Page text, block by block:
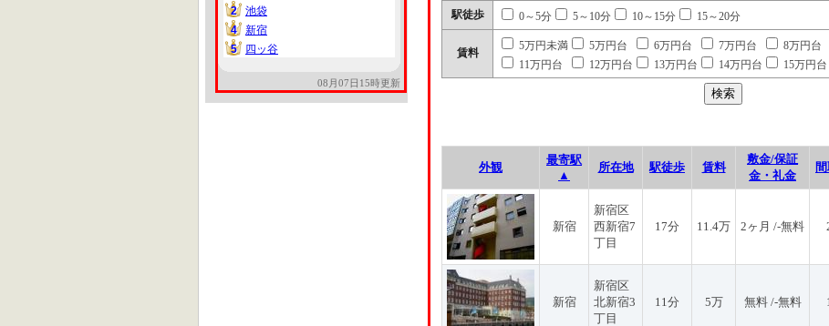
2
2
池袋
4
4
新宿
5
5 四ッ谷
08月07日15時更新
駅徒歩 0～5分 5～10分 10～15分 15～20分
賃料
5万円未満 5万円台 6万円台 7万円台 8万円台
11万円台
12万円台 13万円台 14万円台 15万円台
外観
最寄駅
▲
所在地 駅徒歩 賃料
敷金/保証
金・礼金
新宿
新宿区
西新宿7
丁目
17分 11.4万 2ヶ月 /-無料
新宿
新宿区
北新宿3
丁目
11分 5万 無料 /-無料